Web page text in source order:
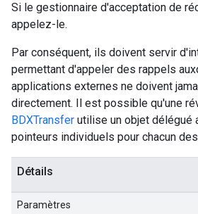
Si le gestionnaire d'acceptation de
appelez-le.
Par conséquent, ils doivent servir
permettant d'appeler des rappels
applications externes ne doivent
directement. Il est possible qu'une
BDXTransfer utilise un objet délégué
pointeurs individuels pour chacun
Détails
Paramètres